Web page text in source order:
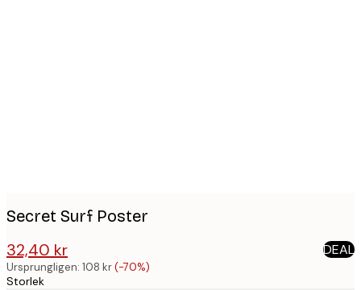
Secret Surf Poster
32,40 kr
108 kr DEAL
Ursprungligen: 108 kr(-70%)
Storlek